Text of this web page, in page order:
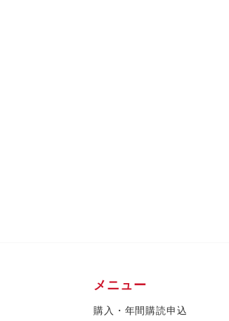
メニュー
購入・年間購読申込